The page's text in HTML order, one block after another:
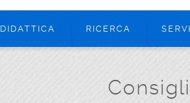
DIDATTICA RICERCA